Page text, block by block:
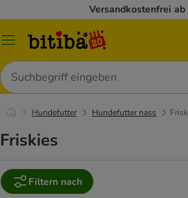
Versandkostenfrei ab
Menü
Suchen
Hundefutter Hundefutter nass
Friskies
Filtern nach